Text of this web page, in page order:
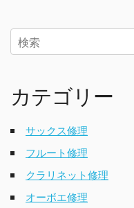
カテゴリー
サックス修理
フルート修理
クラリネット修理
オーボエ修理